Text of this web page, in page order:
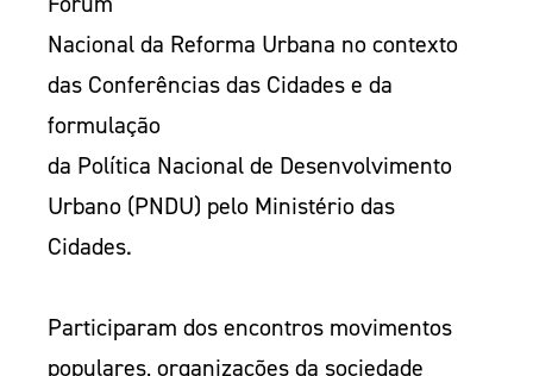
Nacional da Reforma Urbana no contexto
das Conferências das Cidades e da
formulação
da Política Nacional de Desenvolvimento
Urbano (PNDU) pelo Ministério das
Cidades.
Participaram dos encontros movimentos
populares, organizações da sociedade